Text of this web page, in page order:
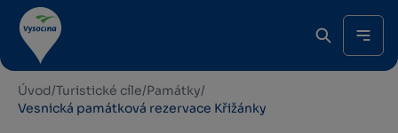
Úvod/Turistické cíle/Památky/
Vesnická památková rezervace Křižánky